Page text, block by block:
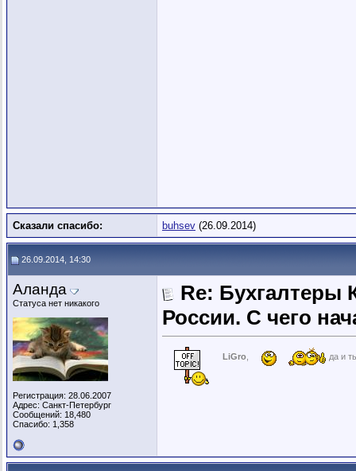
Сказали спасибо: buhsev (26.09.2014)
26.09.2014, 14:30
Аланда
Статуса нет никакого
Регистрация: 28.06.2007
Адрес: Санкт-Петербург
Сообщений: 18,480
Спасибо: 1,358
Re: Бухгалтеры
России. C чего
LiGro да и